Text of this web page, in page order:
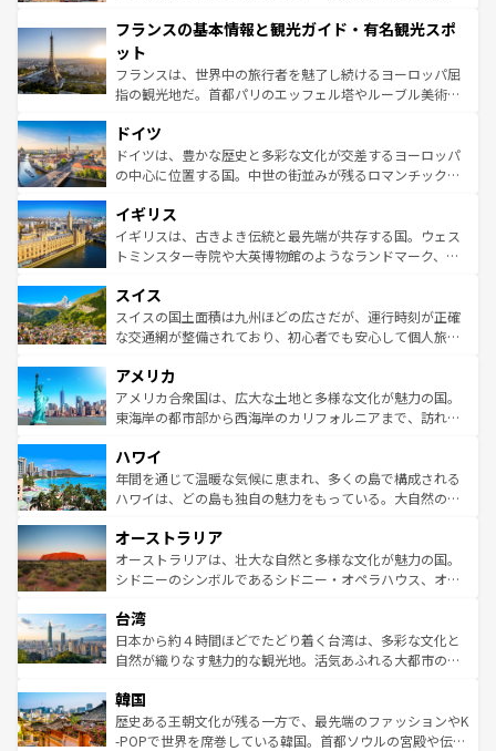
ませてくれるイタリアで、忘れられない旅をしてみよう！
なお、新着のイタリア情報は
しい。
文化が根付くこの国では、情熱的なフラメンコ、熱気あふ
れる闘牛、そして美味しいタパスが生活の一部となってい
る。首都マドリードの洗練された雰囲気や、バルセロナの
アートに溢れた街角から、地方では古代ローマ遺跡や中世
せる。地方によって風土や気候が異なるスペインはその個
性で訪れる人を魅了する。 なお、新着のスペイン情報は コ
ンテンツ一覧を参照してほしい。
フランスの基本情報と観光ガイド・有名観光スポ
ット
フランスは、世界中の旅行者を魅了し続けるヨーロッパ屈
指の観光地だ。首都パリのエッフェル塔やルーブル美術館
で、幅広い魅力が詰まっている。華麗な宮殿、歴史的な大
聖堂、美しいビーチ、そして豊かな自然が、訪れる者を心
から魅了する。また、フランスは美食の国としても知ら
いる。シャンパンの発祥地であるランス、プロヴァンスの
香り高いラベンダー畑など、多彩な楽しみ方が可能だ。さ
らに、パリ以外の地域にも魅力が溢れており、どの街角に
れる地方に足を運ぶとそれぞれで全く異なる文化を体験で
きるだろう。 なお、新着のフランス情報はコンテンツ一覧
を参照してほしい。
ドイツ
ドイツは、豊かな歴史と多彩な文化が交差するヨーロッパ
の中心に位置する国。中世の街並みが残るロマンチック街
顔を持つこの国は、どこを歩いても飽きることがない。ベ
ルリンの文化的活気、バイエルン州のアルプスの絶景、そ
してライン川沿いのワイン畑といった風景は必見。ビール
は、お酒好きな人にはぜひ体験してほしい。 なお、新着の
ドイツ情報はコンテンツ一覧を参照してほしい。
イギリス
イギリスは、古きよき伝統と最先端が共存する国。ウェス
トミンスター寺院や大英博物館のようなランドマーク、歴
リアごとに異なる魅力がある。また、優雅なアフタヌーン
ティー、ビール好きにはたまらない英国パブ、サッカー観
戦など、本場だからこそできる体験も豊富。イギリスを旅
ンツ一覧を参照してほしい。
スイス
スイスの国土面積は九州ほどの広さだが、運行時刻が正確
な交通網が整備されており、初心者でも安心して個人旅行
の建物がそのまま残る町や、スイスならではのユニークな
博物館もあり、アルプス観光だけでなく町歩きも満喫する
ことができる。国民の所得が高いため物価も高いが、旅行
ば市内交通費無料で観光を楽しむこともできる。 なお、新
着のスイス情報はコンテンツ一覧 を参照してほしい。
アメリカ
アメリカ合衆国は、広大な土地と多様な文化が魅力の国。
東海岸の都市部から西海岸のカリフォルニアまで、訪れる
のような巨大都市は、観光、ショッピング、エンターテイ
ンメントが詰まった刺激的なスポットだ。一方、アメリカ
西部には大自然が広がり、グランドキャニオンやイエロー
部のニューオーリンズでは、音楽と美食が融合した独特の
文化が魅力。旅行者はアメリカの各地域で異なる魅力を楽
しみながら、その多様性と豊かな歴史を感じることができ
ならではの贅沢な旅のスタイルだ。 なお、新着のアメリカ
情報はコンテンツ一覧を参照してほしい。
ハワイ
年間を通じて温暖な気候に恵まれ、多くの島で構成される
ハワイは、どの島も独自の魅力をもっている。大自然の神
ワイ島は見逃せない。また、定番の観光地といえばオアフ
島だが、静かな自然を求めるならマウイ島やカウアイ島が
おすすめ。エメラルドグリーンに輝く海をはじめ、豊かな
れるおもてなしの心で訪れる人々を迎えてくれるハワイの
人々、おいしいローカルフードやハワイアンミュージッ
ク、伝統的なフラダンスなど、すべてがハワイの魅力を彩
ワイを、存分に味わってほしい。 なお、新着のハワイ情報
はコンテンツ一覧を参照してほしい。
オーストラリア
オーストラリアは、壮大な自然と多様な文化が魅力の国。
シドニーのシンボルであるシドニー・オペラハウス、オー
リアリーフや大陸中央部にそびえるウルル（エアーズロッ
ク）、タスマニアの美しい原生林やケアンズの熱帯雨林な
ど、見どころがたくさん。また、カフェやワイン、オージ
いる。アクティビティも充実しており、サーフィンやダイ
ビング、ハイキングなど、アウトドア好きにはたまらな
い。オーストラリアの多彩な魅力を存分に味わいつくそ
台湾
日本から約４時間ほどでたどり着く台湾は、多彩な文化と
自然が織りなす魅力的な観光地。活気あふれる大都市の台
ン）、静ひつな山岳地帯である台湾東部など、都市の喧騒
と山間の静けさが共存しており、訪れる人に新しい発見と
驚きをもたらしてくれる。また、奥深い台湾の食文化も魅
韓国
歴史ある王朝文化が残る一方で、最先端のファッションやK
-POPで世界を席巻している韓国。首都ソウルの宮殿や伝統